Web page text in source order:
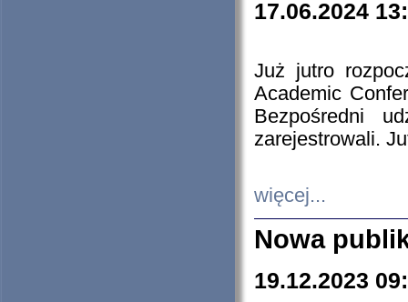
17.06.2024
Już jutro
Academic
Bezpośredni
zarejestrowali.
więcej...
Nowa
19.12.2023